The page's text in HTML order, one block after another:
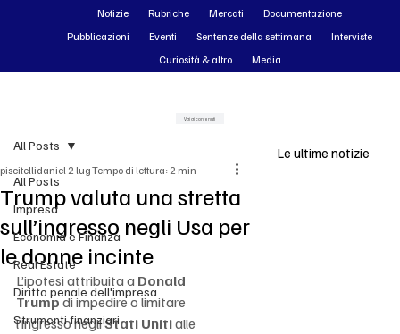
All Posts
Impresa
Economia e Finanza
Real Estate
Diritto penale dell'impresa
Strumenti finanziari
All Posts
Trump valuta una stretta
sull’ingresso negli Usa per
le donne incinte
piscitellidaniel 2 lugTempo di lettura: 2 min
L’ipotesi attribuita a Donald
Trump di impedire o limitare
l’ingresso negli Stati Uniti alle
Le ultime notizie
Notizie Rubriche Mercati
Documentazione
Pubblicazioni
Eventi Sentenze della settimana
Interviste
Curiosità & altro
Media
Vai ai contenuti